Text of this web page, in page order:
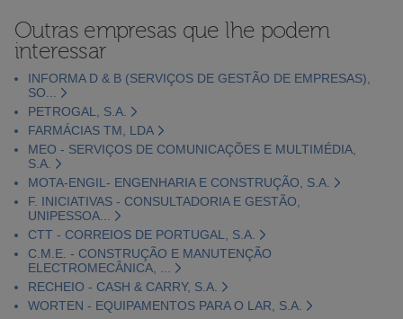
Outras empresas que lhe podem
interessar
INFORMA D & B (SERVIÇOS DE GESTÃO DE EMPRESAS),
SO...
PETROGAL, S.A.
FARMÁCIAS TM, LDA
MEO - SERVIÇOS DE COMUNICAÇÕES E MULTIMÉDIA,
S.A.
MOTA-ENGIL- ENGENHARIA E CONSTRUÇÃO, S.A.
F. INICIATIVAS - CONSULTADORIA E GESTÃO,
UNIPESSOA...
CTT - CORREIOS DE PORTUGAL, S.A.
C.M.E. - CONSTRUÇÃO E MANUTENÇÃO
ELECTROMECÂNICA, ...
RECHEIO - CASH & CARRY, S.A.
WORTEN - EQUIPAMENTOS PARA O LAR, S.A.